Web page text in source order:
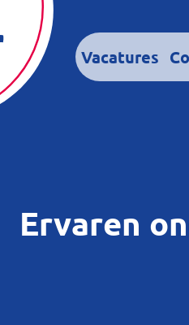
Vacatures
Ervaren